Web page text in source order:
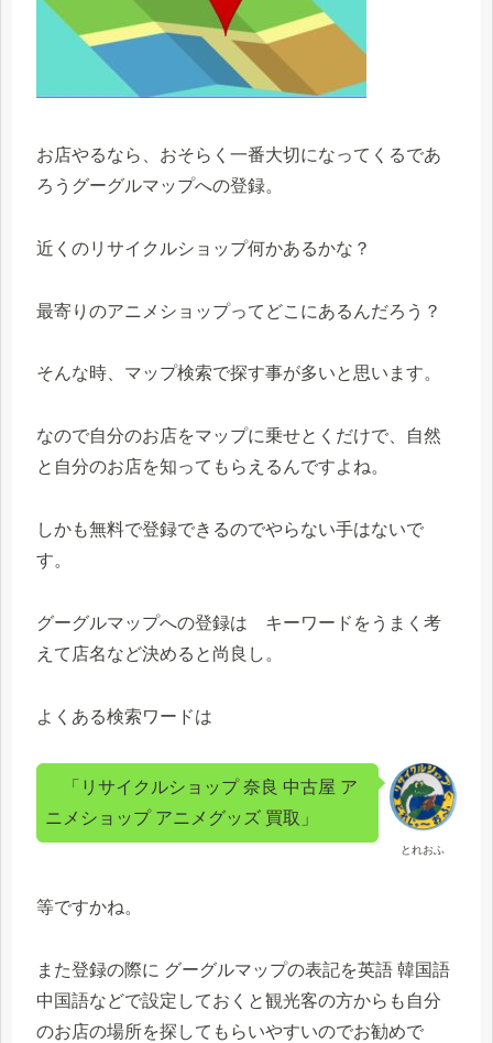
お店やるなら、おそらく一番大切になってくるであ
ろうグーグルマップへの登録。
近くのリサイクルショップ何かあるかな？
最寄りのアニメショップってどこにあるんだろう？
そんな時、マップ検索で探す事が多いと思います。
なので自分のお店をマップに乗せとくだけで、自然
と自分のお店を知ってもらえるんですよね。
しかも無料で登録できるのでやらない手はないで
す。
グーグルマップへの登録は キーワードをうまく考
えて店名など決めると尚良し。
よくある検索ワードは
とれおふ
「リサイクルショップ 奈良 中古屋 ア
ニメショップ アニメグッズ 買取」
等ですかね。
また登録の際に グーグルマップの表記を英語 韓国語
中国語などで設定しておくと観光客の方からも自分
のお店の場所を探してもらいやすいのでお勧めで